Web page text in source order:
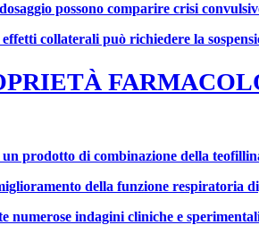
possono comparire crisi
collaterali può richiedere la
prodotto di combinazione della
della funzione respiratoria
numerose indagini cliniche e